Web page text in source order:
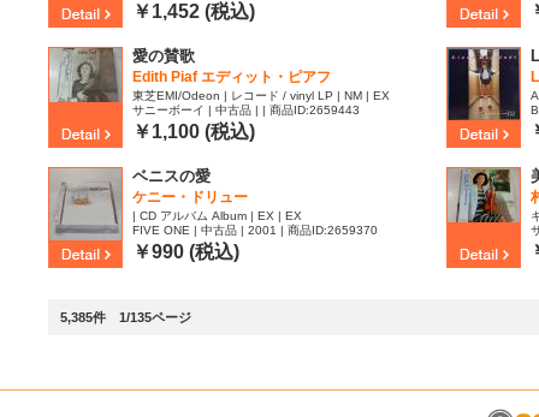
￥1,452 (税込)
愛の賛歌
Edith Piaf エディット・ピアフ
東芝EMI/Odeon | レコード / vinyl LP | NM | EX
サニーボーイ | 中古品 | | 商品ID:2659443
￥1,100 (税込)
ベニスの愛
ケニー・ドリュー
| CD アルバム Album | EX | EX
FIVE ONE | 中古品 | 2001 | 商品ID:2659370
￥990 (税込)
5,385件 1/135ページ